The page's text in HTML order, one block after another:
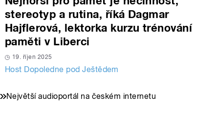
stereotyp a rutina, říká Dagmar
Hajflerová, lektorka kurzu trénování
paměti v Liberci
19. říjen 2025
Host Dopoledne pod Ještědem
Největší audioportál na českém internetu